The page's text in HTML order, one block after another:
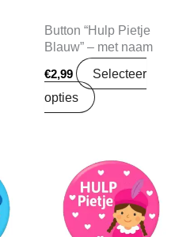
Button “Hulp Pietje
Blauw” – met naam
€2,99
Selecteer
opties